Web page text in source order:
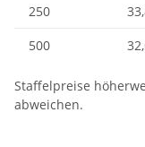
250
500
Staffelpreise
abweichen.